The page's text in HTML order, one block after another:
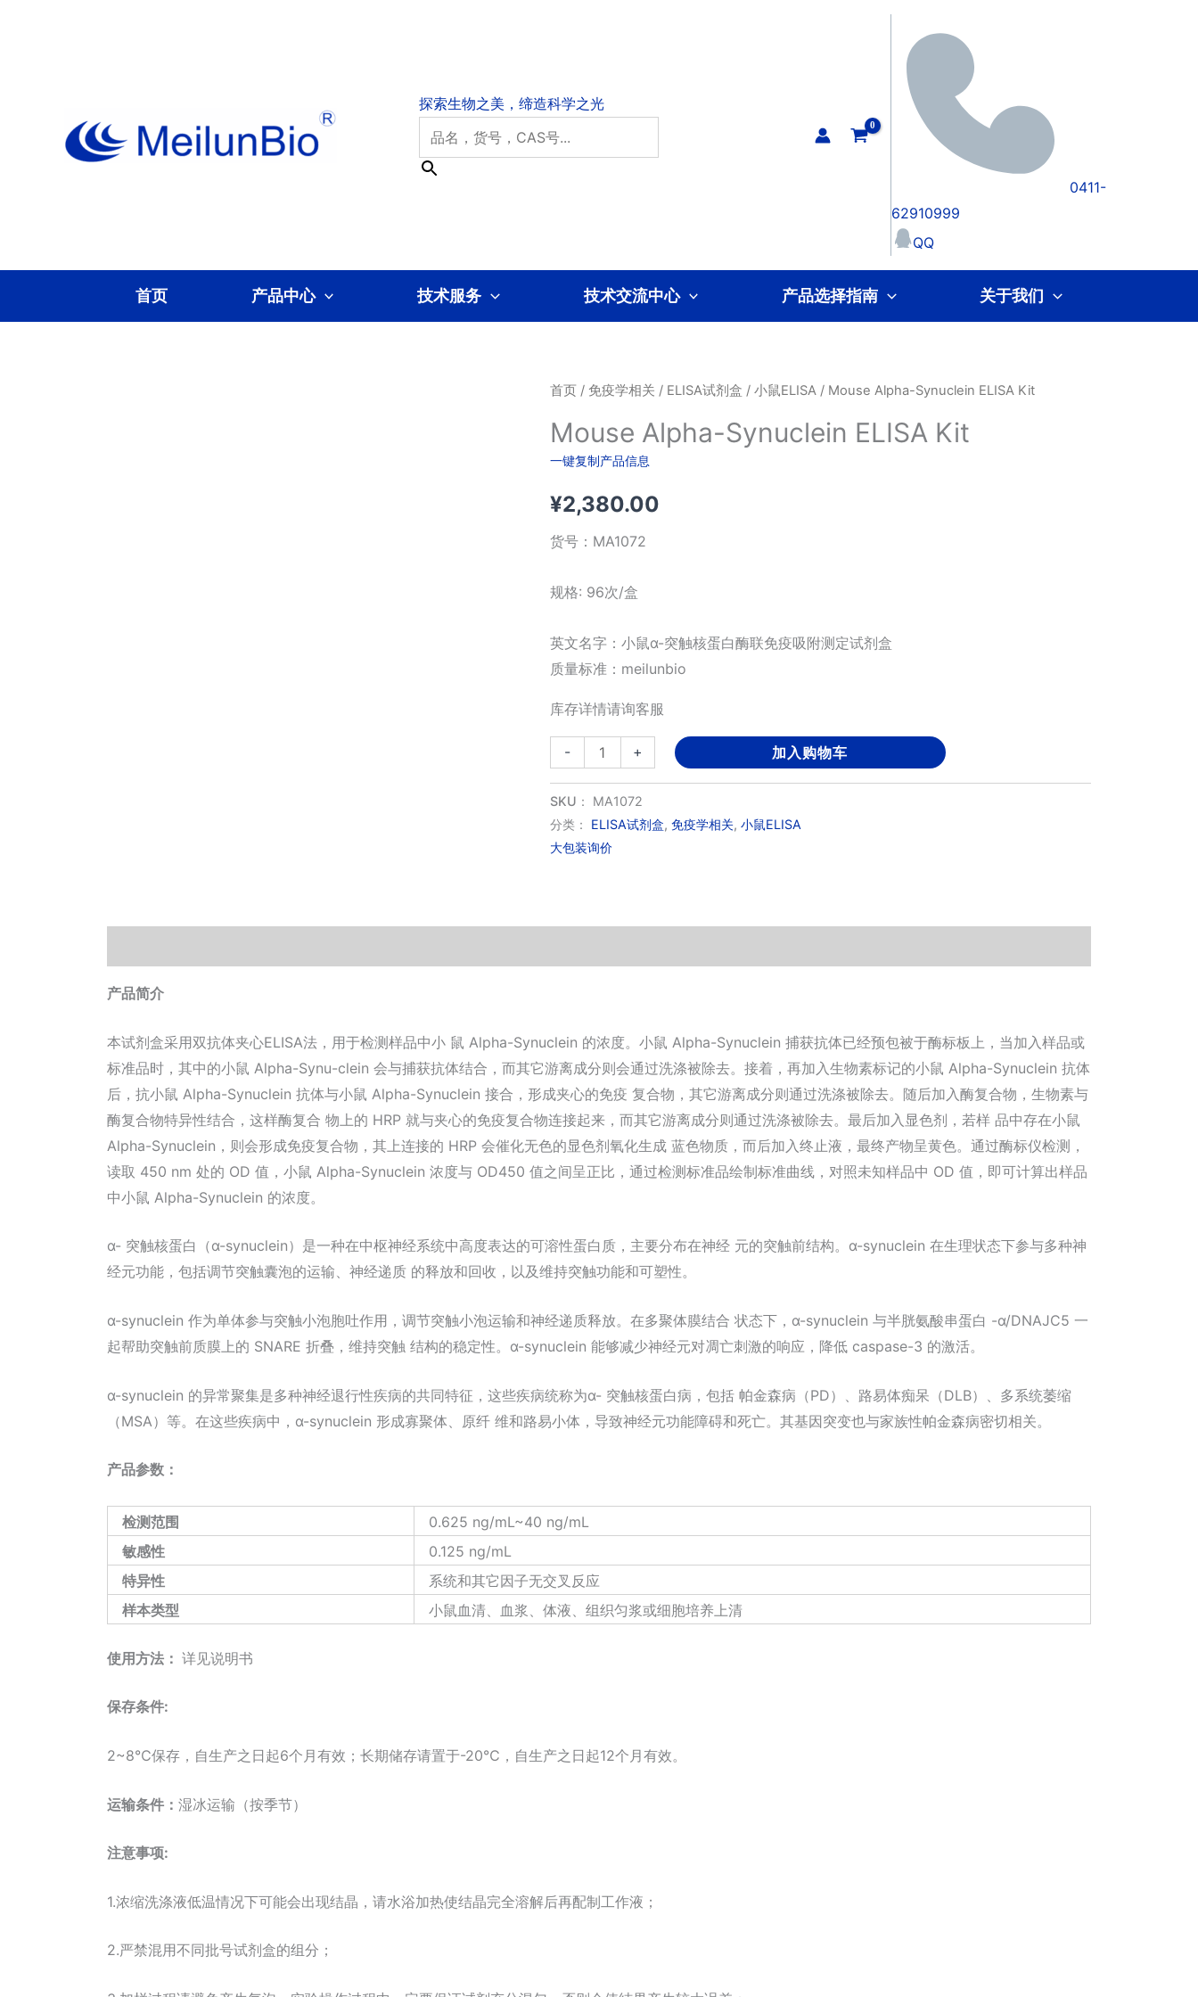
0411-
62910999
QQ
首页 产品中心 技术服务 技术交流中心 产品选择指南 关于我们
首页/ 免疫学相关 / ELISA试剂盒 / 小鼠ELISA/ Mouse Alpha-Synuclein ELISA Kit
Mouse Alpha-Synuclein ELISA Kit
一键复制产品信息
¥2,380.00
货号： MA1072
规格: 96次/盒
英文名字：小鼠α-突触核蛋白酶联免疫吸附测定试剂盒
质量标准：meilunbio
库存详情请询客服
-
Mouse
Alpha-
Synuclein
ELISA
Kit
+ 加入购物车
SKU： MA1072
分类： ELISA试剂盒, 免疫学相关, 小鼠ELISA
大包装询价
产品简介
本试剂盒采用双抗体夹心ELISA法，用于检测样品中小 鼠 Alpha-Synuclein 的浓度。小鼠 Alpha-Synuclein 捕获抗体已经预包被于酶标板上，当加入样品或
标准品时，其中的小鼠 Alpha-Synu-clein 会与捕获抗体结合，而其它游离成分则会通过洗涤被除去。接着，再加入生物素标记的小鼠 Alpha-Synuclein 抗体
后，抗小鼠 Alpha-Synuclein 抗体与小鼠 Alpha-Synuclein 接合，形成夹心的免疫 复合物，其它游离成分则通过洗涤被除去。随后加入酶复合物，生物素与
酶复合物特异性结合，这样酶复合 物上的 HRP 就与夹心的免疫复合物连接起来，而其它游离成分则通过洗涤被除去。最后加入显色剂，若样 品中存在小鼠
Alpha-Synuclein，则会形成免疫复合物，其上连接的 HRP 会催化无色的显色剂氧化生成 蓝色物质，而后加入终止液，最终产物呈黄色。通过酶标仪检测，
读取 450 nm 处的 OD 值，小鼠 Alpha-Synuclein 浓度与 OD450 值之间呈正比，通过检测标准品绘制标准曲线，对照未知样品中 OD 值，即可计算出样品
中小鼠 Alpha-Synuclein 的浓度。
α- 突触核蛋白（α-synuclein）是一种在中枢神经系统中高度表达的可溶性蛋白质，主要分布在神经 元的突触前结构。α-synuclein 在生理状态下参与多种神
经元功能，包括调节突触囊泡的运输、神经递质 的释放和回收，以及维持突触功能和可塑性。
α-synuclein 作为单体参与突触小泡胞吐作用，调节突触小泡运输和神经递质释放。在多聚体膜结合 状态下，α-synuclein 与半胱氨酸串蛋白 -α/DNAJC5 一
起帮助突触前质膜上的 SNARE 折叠，维持突触 结构的稳定性。α-synuclein 能够减少神经元对凋亡刺激的响应，降低 caspase-3 的激活。
α-synuclein 的异常聚集是多种神经退行性疾病的共同特征，这些疾病统称为α- 突触核蛋白病，包括 帕金森病（PD）、路易体痴呆（DLB）、多系统萎缩
（MSA）等。在这些疾病中，α-synuclein 形成寡聚体、原纤 维和路易小体，导致神经元功能障碍和死亡。其基因突变也与家族性帕金森病密切相关。
产品参数：
检测范围
0.625 ng/mL~40 ng/mL
敏感性
0.125 ng/mL
特异性
系统和其它因子无交叉反应
样本类型
小鼠血清、血浆、体液、组织匀浆或细胞培养上清
使用方法： 详见说明书
保存条件:
2~8℃保存，自生产之日起6个月有效；长期储存请置于-20℃，自生产之日起12个月有效。
运输条件： 湿冰运输（按季节）
注意事项:
1.浓缩洗涤液低温情况下可能会出现结晶，请水浴加热使结晶完全溶解后再配制工作液；
2.严禁混用不同批号试剂盒的组分；